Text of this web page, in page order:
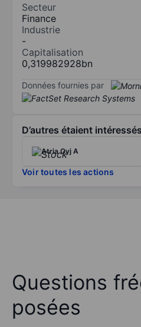
Secteur
Finance
Industrie
-
Capitalisation
0,319982928bn
Données fournies par
D’autres étaient
Atria Oyj A
Voir toutes les actions
Questions
posées